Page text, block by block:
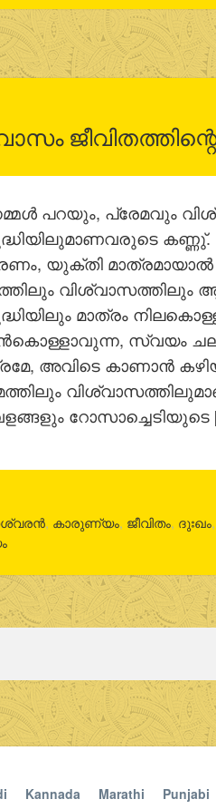
പറയും, പ്രേമവും
യുക്തി മാത്രമായാല്‍
വിശ്വാസത്തിലും
മാത്രം
സ്വയം
അവിടെ കാണാന്‍
റോസാച്ചെടിയുടെ
, കാരുണ്യം, ജീവിതം, ദുഃഖം,
Kannada Marathi Punjabi